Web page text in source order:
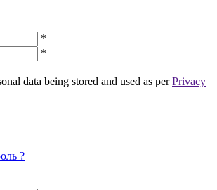
*
*
data being stored and used as perPrivacy
?